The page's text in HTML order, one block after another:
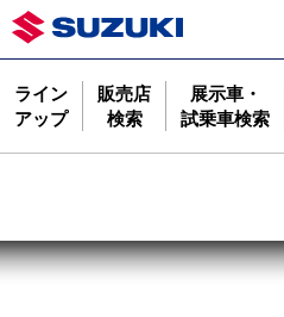
ライン
アップ
販売店
検索
展示車・
試乗車検索